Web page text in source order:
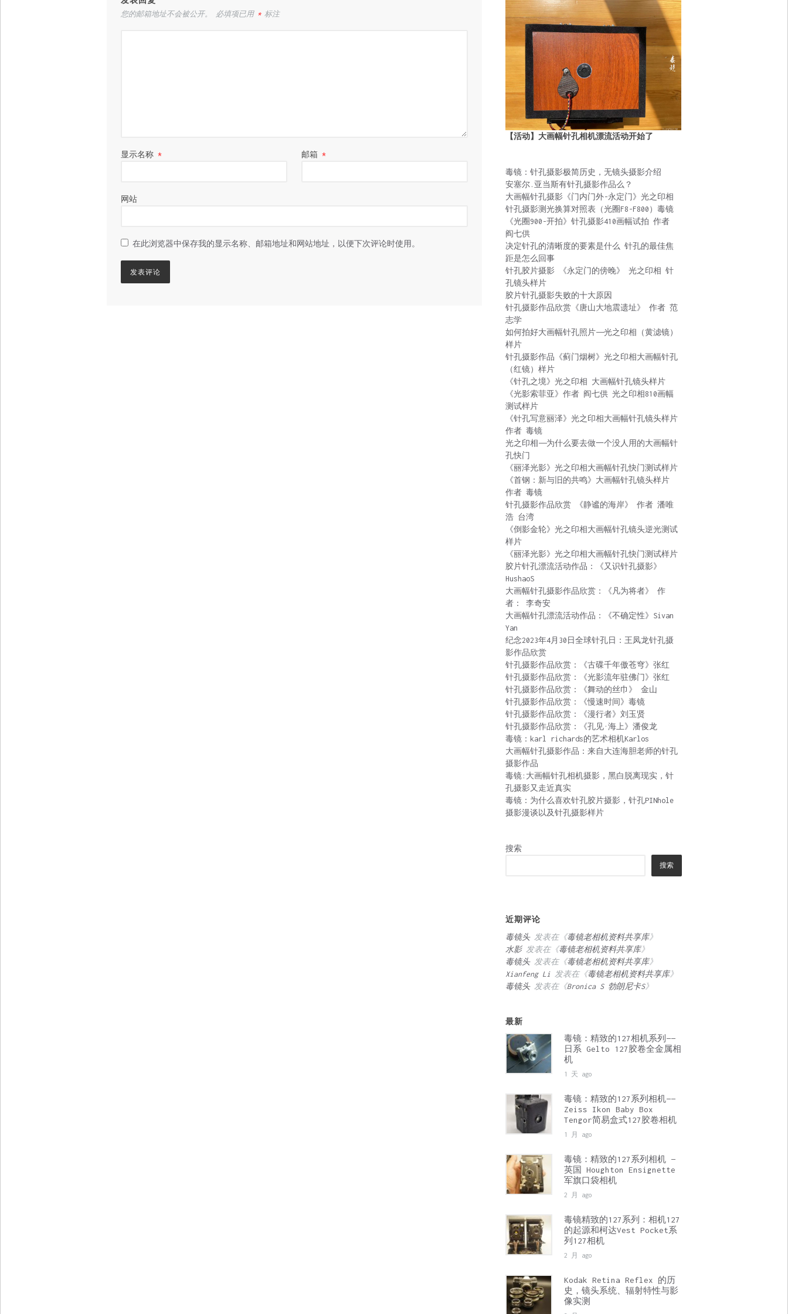
您的邮箱地址不会被公开。 必填项已用 *标注
显示名称 * 邮箱 *
网站
在此浏览器中保存我的显示名称、邮箱地址和网站地址，以便下次评论时使用。
【活动】大画幅针孔相机漂流活动开始了
毒镜：针孔摄影极简历史，无镜头摄影介绍
安塞尔.亚当斯有针孔摄影作品么？
大画幅针孔摄影《门内门外-永定门》光之印相
针孔摄影测光换算对照表（光圈F8-F800）毒镜
《光圈900-开拍》针孔摄影410画幅试拍 作者
阎七供
决定针孔的清晰度的要素是什么 针孔的最佳焦
距是怎么回事
针孔胶片摄影 《永定门的傍晚》 光之印相 针
孔镜头样片
胶片针孔摄影失败的十大原因
针孔摄影作品欣赏《唐山大地震遗址》 作者 范
志学
如何拍好大画幅针孔照片——光之印相（黄滤镜）
样片
针孔摄影作品《蓟门烟树》光之印相大画幅针孔
（红镜）样片
《针孔之境》光之印相 大画幅针孔镜头样片
《光影索菲亚》作者 阎七供 光之印相810画幅
测试样片
《针孔写意丽泽》光之印相大画幅针孔镜头样片
作者 毒镜
光之印相——为什么要去做一个没人用的大画幅针
孔快门
《丽泽光影》光之印相大画幅针孔快门测试样片
《首钢：新与旧的共鸣》大画幅针孔镜头样片
作者 毒镜
针孔摄影作品欣赏 《静谧的海岸》 作者 潘唯
浩 台湾
《倒影金轮》光之印相大画幅针孔镜头逆光测试
样片
《丽泽光影》光之印相大画幅针孔快门测试样片
胶片针孔漂流活动作品：《又识针孔摄影》
HushaoS
大画幅针孔摄影作品欣赏：《凡为将者》 作
者： 李奇安
大画幅针孔漂流活动作品：《不确定性》Sivan
Yan
纪念2023年4月30日全球针孔日：王凤龙针孔摄
影作品欣赏
针孔摄影作品欣赏：《古碟千年傲苍穹》张红
针孔摄影作品欣赏：《光影流年驻佛门》张红
针孔摄影作品欣赏：《舞动的丝巾》 金山
针孔摄影作品欣赏：《慢速时间》毒镜
针孔摄影作品欣赏：《漫行者》刘玉贤
针孔摄影作品欣赏：《孔见·海上》潘俊龙
毒镜：karl richards的艺术相机Karlos
大画幅针孔摄影作品：来自大连海胆老师的针孔
摄影作品
毒镜:大画幅针孔相机摄影，黑白脱离现实，针
孔摄影又走近真实
毒镜：为什么喜欢针孔胶片摄影，针孔PINhole
摄影漫谈以及针孔摄影样片
搜索
搜索
近期评论
毒镜头发表在《毒镜老相机资料共享库》
水影发表在《毒镜老相机资料共享库》
毒镜头发表在《毒镜老相机资料共享库》
Xianfeng Li 发表在《毒镜老相机资料共享库》
毒镜头发表在《Bronica S 勃朗尼卡S》
最新
毒镜：精致的127相机系列——
日系 Gelto 127胶卷全金属相
机
1 天 ago
毒镜：精致的127系列相机——
Zeiss Ikon Baby Box
Tengor简易盒式127胶卷相机
1 月 ago
毒镜：精致的127系列相机 —
英国 Houghton Ensignette
军旗口袋相机
2 月 ago
毒镜精致的127系列：相机127
的起源和柯达Vest Pocket系
列127相机
2 月 ago
Kodak Retina Reflex 的历
史，镜头系统、辐射特性与影
像实测